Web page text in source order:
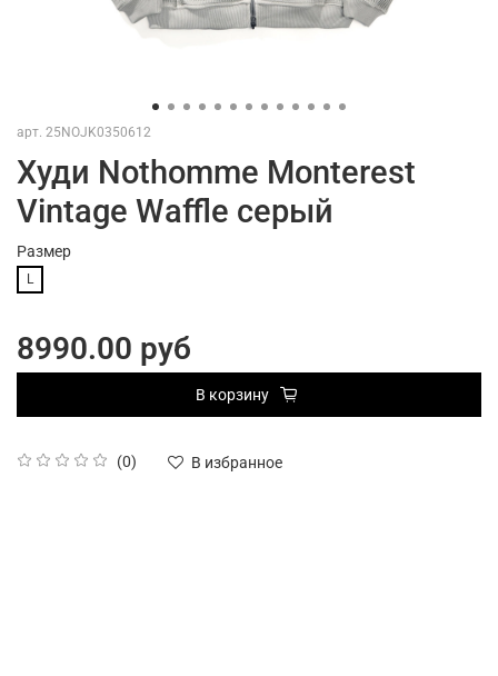
арт. 25NOJK0350612
Худи Nothomme Monterest
Vintage Waffle серый
(0) В избранное
Размер
L
8990.00 руб
В корзину